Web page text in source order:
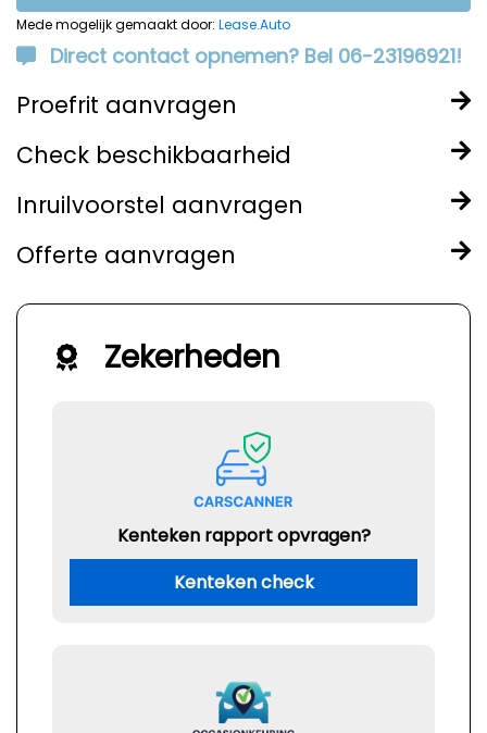
Mede mogelijk gemaakt door: Lease.Auto
Direct contact opnemen? Bel 06-23196921!
Proefrit aanvragen
Check beschikbaarheid
Inruilvoorstel aanvragen
Offerte aanvragen
Zekerheden
Kenteken rapport opvragen?
Kenteken check